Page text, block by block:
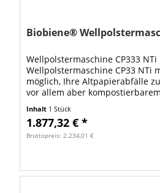
Biobiene®
Wellpolstermaschine CP333 NTi
Wellpolstermaschine CP33 NTi
möglich, Ihre Altpapierabfälle
vor allem aber kompostierbarem
Methode helfen Sie zum einen...
Inhalt 1 Stück
1.877,32 € *
Bruttopreis: 2.234,01 €